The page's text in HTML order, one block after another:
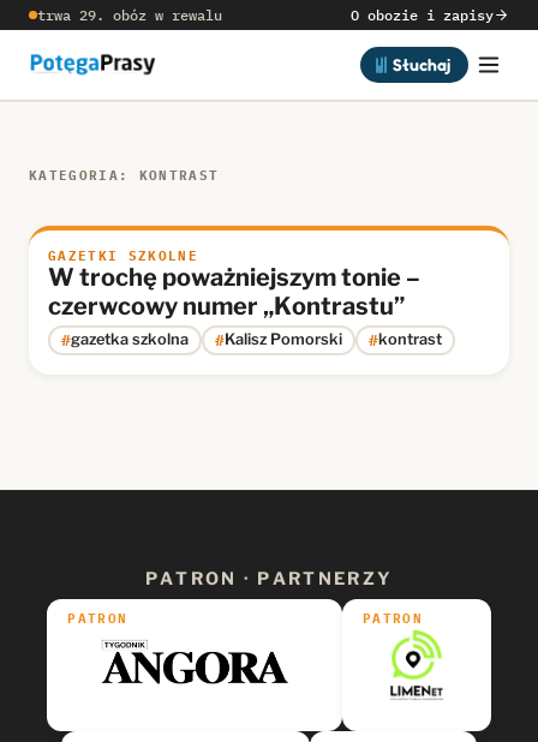
trwa 29. obóz w rewalu O obozie i zapisy
Słuchaj
KATEGORIA: KONTRAST
GAZETKI SZKOLNE
W trochę poważniejszym tonie –
czerwcowy numer „Kontrastu”
#gazetka szkolna #Kalisz Pomorski #kontrast
PATRON · PARTNERZY
PATRON PATRON